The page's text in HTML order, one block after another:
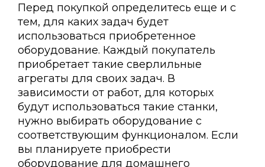
Перед покупкой определитесь еще и с
тем, для каких задач будет
использоваться приобретенное
оборудование. Каждый покупатель
приобретает такие сверлильные
агрегаты для своих задач. В
зависимости от работ, для которых
будут использоваться такие станки,
нужно выбирать оборудование с
соответствующим функционалом. Если
вы планируете приобрести
оборудование для домашнего